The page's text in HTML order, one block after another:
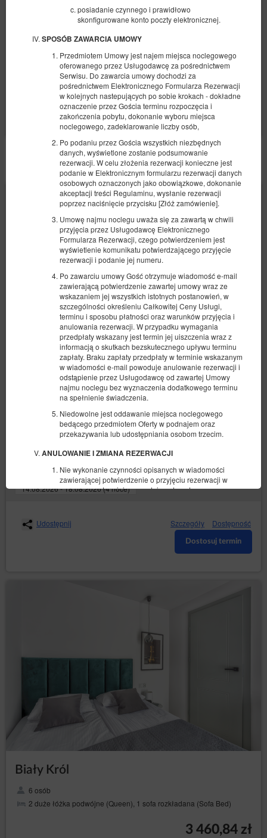
posiadanie czynnego i prawidłowo
skonfigurowane konto poczty elektronicznej.
SPOSÓB ZAWARCIA UMOWY
Przedmiotem Umowy jest najem miejsca noclegowego
oferowanego przez Usługodawcę za pośrednictwem
Serwisu. Do zawarcia umowy dochodzi za
pośrednictwem Elektronicznego Formularza Rezerwacji
w kolejnych nastepujących po sobie krokach - dokładne
oznaczenie przez Gościa terminu rozpoczęcia i
zakończenia pobytu, dokonanie wyboru miejsca
noclegowego, zadeklarowanie liczby osób,
Po podaniu przez Gościa wszystkich niezbędnych
danych, wyświetlone zostanie podsumowanie
rezerwacji. W celu złożenia rezerwacji konieczne jest
podanie w Elektronicznym formularzu rezerwacji danych
osobowych oznaczonych jako obowiązkowe, dokonanie
akceptacji treści Regulaminu, wysłanie rezerwacji
poprzez naciśnięcie przycisku [Złóż zamówienie].
Umowę najmu noclegu uważa się za zawartą w chwili
przyjęcia przez Usługodawcę Elektronicznego
Formularza Rezerwacji, czego potwierdzeniem jest
wyświetlenie komunikatu potwierdzającego przyjęcie
rezerwacji i podanie jej numeru.
Po zawarciu umowy Gość otrzymuje wiadomość e-mail
zawierającą potwierdzenie zawartej umowy wraz ze
wskazaniem jej wszystkich istotnych postanowień, w
szczególności określeniu Całkowitej Ceny Usługi,
terminu i sposobu płatności oraz warunków przyjęcia i
anulowania rezerwacji. W przypadku wymagania
przedpłaty wskazany jest termin jej uiszczenia wraz z
informacją o skutkach bezskutecznego upływu terminu
zapłaty. Braku zapłaty przedpłaty w terminie wskazanym
w wiadomości e-mail powoduje anulowanie rezerwacji i
odstąpienie przez Usługodawcę od zawartej Umowy
najmu noclegu bez wyznaczenia dodatkowego terminu
na spełnienie świadczenia.
Niedowolne jest oddawanie miejsca noclegowego
bedącego przedmiotem Oferty w podnajem oraz
przekazywania lub udostępniania osobom trzecim.
ANULOWANIE I ZMIANA REZERWACJI
Nie wykonanie czynności opisanych w wiadomości
zawierającej potwierdzenie o przyjęciu rezerwacji w
wymaganym terminie powoduje automatyczne
terminu na spełnienie świadczenia.
Anulowanie lub zmiana rezerwacji są możliwe poprzez
link zawarty w e-mailu lub przez kontakt z Obsługą.
Skorzystanie z linku w e-mailu umożliwia automatyczne,
świadczenia usług, wszelkie reklamacje Gość powinien
zgłosić na piśmie lub w formie wiadomości e-mail w
terminie 14 dni od dnia zakończenia pobytu.
Reklamacja powinna zawierać dane Gościa: imię,
rezerwacji, wskazanie problemu.
Usługodawca rozpatruje reklamację w terminie 14 dni
od jej otrzymania, o czym informuje Gościa w tej samej
formie: pisemnej lub elektronicznej.
Jeżeli informacje podane w reklamacji wymagają
uzupełnienia, Usługodawca zwróci się o ich
reklamacji. Termin, o którym mowa w pkt 3 biegnie dla
W wypadku odmowy uwzględnienia reklamacji
na piśmie lub w formie elektronicznej przyczyny
2 duże łóżka podwójne (Queen), 1 sofa rozkładana (Sofa Bed)
2 osoby / 3 noce
Udostępnij Szczegóły Dostępność
Pokaż oferty
POZOSTAŁE OFERTY
Biały Skoczek
2 osoby 1 bardzo duże łóżko podwójne (King)
2 737,76 zł
Proponowany inny termin(obiekt niedostępny w wybranym terminie):
14.08.2026 - 18.08.2026 (4 noce)
Udostępnij Szczegóły Dostępność
Dostosuj termin
Biały Król
6 osób
2 duże łóżka podwójne (Queen), 1 sofa rozkładana (Sofa Bed)
3 460,84 zł